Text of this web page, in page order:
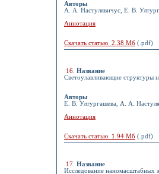
Авторы
А. А. Настулявичус, Е. В.
Аннотация
Скачать статью 2.38 Мб (.pdf)
16 Название
Светоулавливающие структуры
Авторы
Е. В. Ултургашева, А. А.
Аннотация
Скачать статью 1.94 Мб (.pdf)
17 Название
Исследование наномасштабных